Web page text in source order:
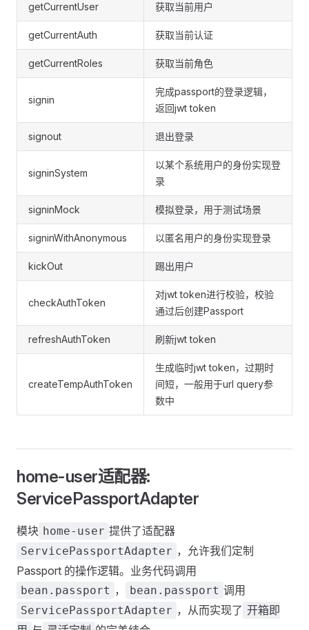
getCurrentUser 获取当前用户
getCurrentAuth 获取当前认证
getCurrentRoles 获取当前角色
signin
完成passport的登录逻辑，
返回jwt token
signout 退出登录
signinSystem
以某个系统用户的身份实现登
录
signinMock 模拟登录，用于测试场景
signinWithAnonymous 以匿名用户的身份实现登录
kickOut 踢出用户
checkAuthToken
对jwt token进行校验，校验
通过后创建Passport
refreshAuthToken 刷新jwt token
createTempAuthToken
生成临时jwt token，过期时
间短，一般用于url query参
数中
home-user适配器:
ServicePassportAdapter
模块 home-user 提供了适配器
ServicePassportAdapter ，允许我们定制
Passport 的操作逻辑。业务代码调用
bean.passport ， bean.passport 调用
ServicePassportAdapter ，从而实现了 开箱即